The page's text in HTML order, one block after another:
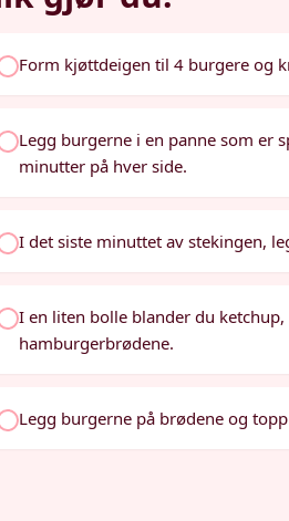
Form kjøttdeigen til 4 burgere og
Legg burgerne i en panne som er
minutter på hver side.
I det siste minuttet av stekingen,
I en liten bolle blander du
hamburgerbrødene.
Legg burgerne på brødene og